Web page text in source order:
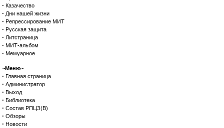
· Казачество
· Дни нашей жизни
· Репрессирование МИТ
· Русская защита
· Литстраница
· МИТ-альбом
· Мемуарное
~Меню~
· Главная страница
· Администратор
· Выход
· Библиотека
· Состав РПЦЗ(В)
· Обзоры
· Новости